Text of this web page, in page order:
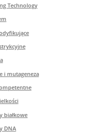
Technology
i mutageneza
białkowe
DNA